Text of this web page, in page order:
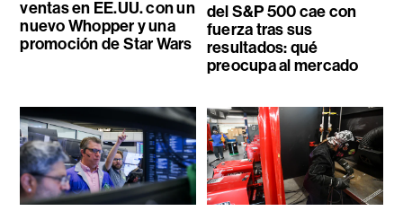
ventas en EE.UU. con un
nuevo Whopper y una
promoción de Star Wars
del S&P 500 cae con
fuerza tras sus
resultados: qué
preocupa al mercado